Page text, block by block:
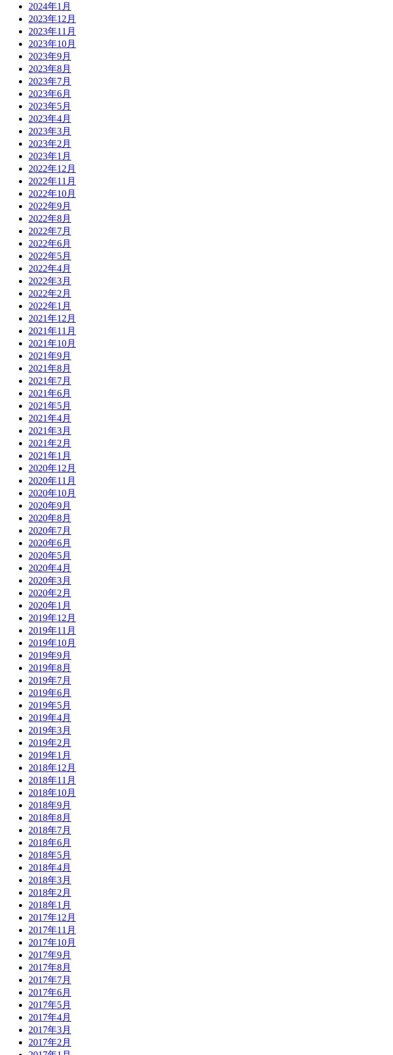
2024年1月
2023年12月
2023年11月
2023年10月
2023年9月
2023年8月
2023年7月
2023年6月
2023年5月
2023年4月
2023年3月
2023年2月
2023年1月
2022年12月
2022年11月
2022年10月
2022年9月
2022年8月
2022年7月
2022年6月
2022年5月
2022年4月
2022年3月
2022年2月
2022年1月
2021年12月
2021年11月
2021年10月
2021年9月
2021年8月
2021年7月
2021年6月
2021年5月
2021年4月
2021年3月
2021年2月
2021年1月
2020年12月
2020年11月
2020年10月
2020年9月
2020年8月
2020年7月
2020年6月
2020年5月
2020年4月
2020年3月
2020年2月
2020年1月
2019年12月
2019年11月
2019年10月
2019年9月
2019年8月
2019年7月
2019年6月
2019年5月
2019年4月
2019年3月
2019年2月
2019年1月
2018年12月
2018年11月
2018年10月
2018年9月
2018年8月
2018年7月
2018年6月
2018年5月
2018年4月
2018年3月
2018年2月
2018年1月
2017年12月
2017年11月
2017年10月
2017年9月
2017年8月
2017年7月
2017年6月
2017年5月
2017年4月
2017年3月
2017年2月